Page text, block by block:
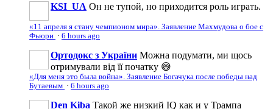
KSI_UA Он не тупой, но приходится роль играть.
«11 апреля я стану чемпионом мира». Заявление Махмудова о бое с
Фьюри · 6 hours ago
Ортодокс з України Можна подумати, ми щось
отримували від її початку 😅
«Для меня это была война». Заявление Богачука после победы над
Бутаевым · 6 hours ago
Den Kiba Такой же низкий IQ как и у Трампа